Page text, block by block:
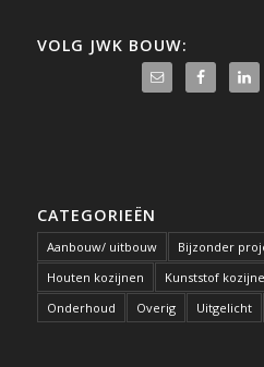
VOLG JWK BOUW:
CATEGORIEËN
Aanbouw/ uitbouw Bijzonder
Houten kozijnen
Kunststof
Onderhoud
Overig Uitgelicht